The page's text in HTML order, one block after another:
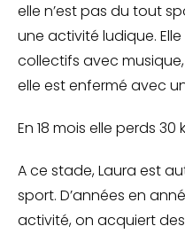
elle n’est pas du tout
une activité ludique.
collectifs avec
elle est enfermé avec
En 18 mois elle perds 30
A ce stade, Laura est
sport. D’années en
activité, on acquiert